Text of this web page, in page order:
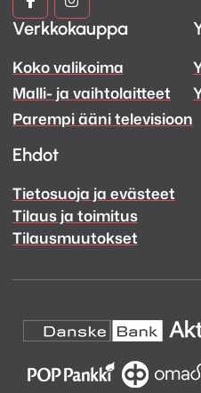
ja
Ääni
Facebook
ja
Ääni
Instagram
Verkkokauppa
Koko valikoima
Malli- ja vaihtolaitteet
Parempi ääni televisioon
Ehdot
Tietosuoja ja evästeet
Tilaus ja toimitus
Tilausmuutokset